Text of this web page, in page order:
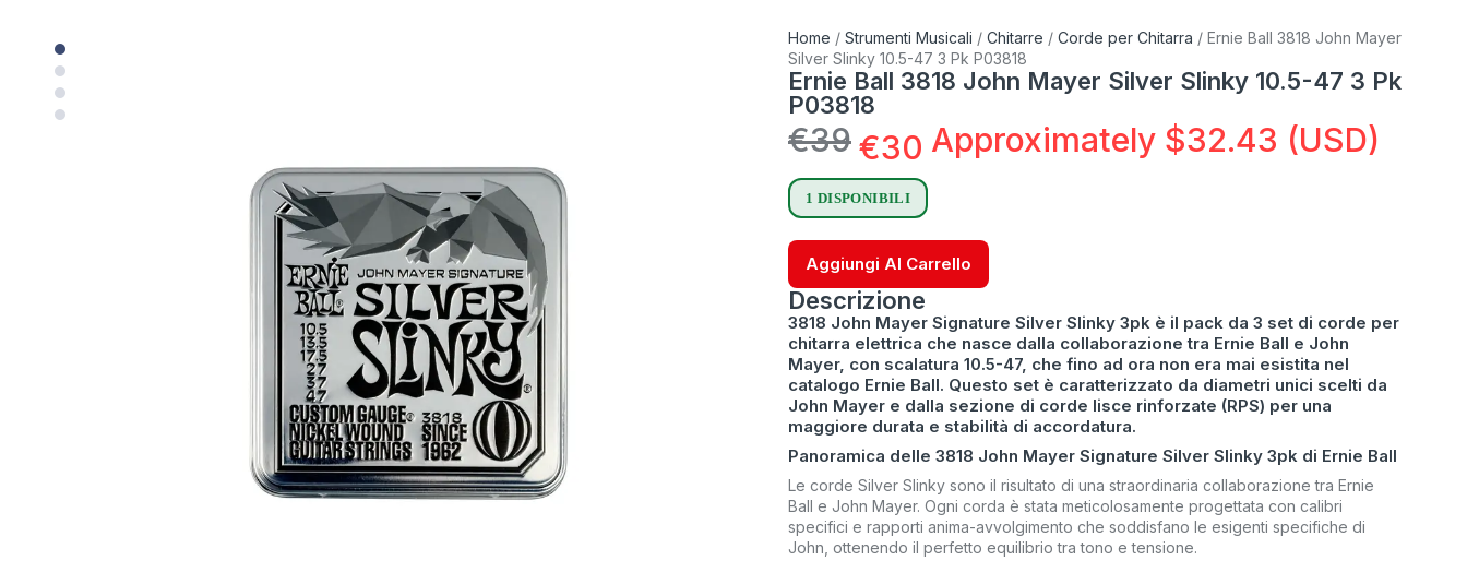
Home / Strumenti Musicali / Chitarre / Corde per Chitarra / Ernie Ball 3818 John Mayer
Silver Slinky 10.5-47 3 Pk P03818
Ernie Ball 3818 John Mayer Silver Slinky 10.5-47 3 Pk
P03818
€39€30 Approximately $32.43 (USD)
1 DISPONIBILI
Aggiungi Al Carrello
Descrizione
3818 John Mayer Signature Silver Slinky 3pk è il pack da 3 set di corde per
chitarra elettrica che nasce dalla collaborazione tra Ernie Ball e John
Mayer, con scalatura 10.5-47, che fino ad ora non era mai esistita nel
catalogo Ernie Ball. Questo set è caratterizzato da diametri unici scelti da
John Mayer e dalla sezione di corde lisce rinforzate (RPS) per una
maggiore durata e stabilità di accordatura.
Panoramica delle 3818 John Mayer Signature Silver Slinky 3pk di Ernie Ball
Le corde Silver Slinky sono il risultato di una straordinaria collaborazione tra Ernie
Ball e John Mayer. Ogni corda è stata meticolosamente progettata con calibri
specifici e rapporti anima-avvolgimento che soddisfano le esigenti specifiche di
John, ottenendo il perfetto equilibrio tra tono e tensione.